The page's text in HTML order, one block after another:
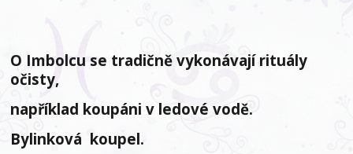
O Imbolcu se tradičně vykonávají rituály
očisty,
například koupáni v ledové vodě.
Bylinková koupel.